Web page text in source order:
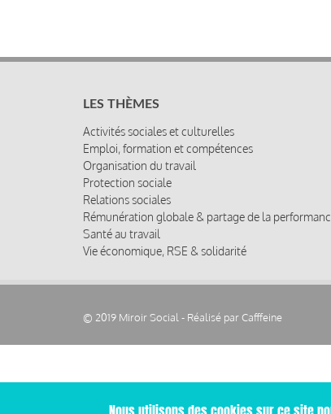
LES THÈMES
Activités sociales et culturelles
Emploi, formation et compétences
Organisation du travail
Protection sociale
Relations sociales
Rémunération globale & partage de la
Santé au travail
Vie économique, RSE & solidarité
© 2019 Miroir Social - Réalisé par Cafffeine